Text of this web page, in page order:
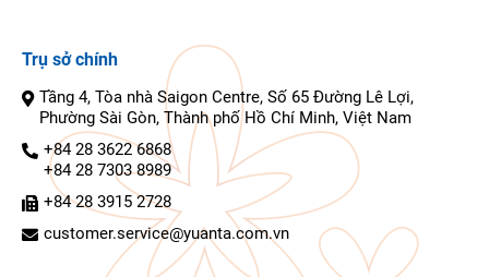
Trụ sở chính
Tầng 4, Tòa nhà Saigon Centre, Số 65 Đường Lê Lợi,
Phường Sài Gòn, Thành phố Hồ Chí Minh, Việt Nam
+84 28 3622 6868
+84 28 7303 8989
+84 28 3915 2728
customer.service@yuanta.com.vn